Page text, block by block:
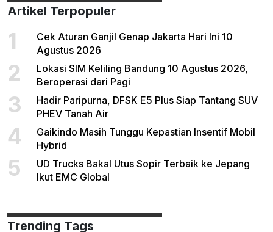
Artikel Terpopuler
1
Cek Aturan Ganjil Genap Jakarta Hari Ini 10
Agustus 2026
2
Lokasi SIM Keliling Bandung 10 Agustus 2026,
Beroperasi dari Pagi
3
Hadir Paripurna, DFSK E5 Plus Siap Tantang SUV
PHEV Tanah Air
4
Gaikindo Masih Tunggu Kepastian Insentif Mobil
Hybrid
5
UD Trucks Bakal Utus Sopir Terbaik ke Jepang
Ikut EMC Global
Trending Tags